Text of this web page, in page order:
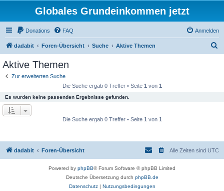
Globales Grundeinkommen jetzt
Donations FAQ Anmelden
dadabit Foren-Übersicht Suche Aktive Themen
Aktive Themen
Zur erweiterten Suche
Die Suche ergab 0 Treffer • Seite 1 von 1
Es wurden keine passenden Ergebnisse gefunden.
Die Suche ergab 0 Treffer • Seite 1 von 1
dadabit Foren-Übersicht Alle Zeiten sind UTC
Powered by phpBB® Forum Software © phpBB Limited
Deutsche Übersetzung durch phpBB.de
Datenschutz| Nutzungsbedingungen